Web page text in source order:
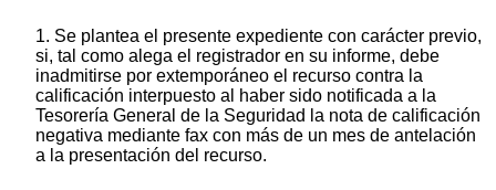
1. Se plantea el presente expediente con carácter previo,
si, tal como alega el registrador en su informe, debe
inadmitirse por extemporáneo el recurso contra la
calificación interpuesto al haber sido notificada a la
Tesorería General de la Seguridad la nota de calificación
negativa mediante fax con más de un mes de antelación
a la presentación del recurso.